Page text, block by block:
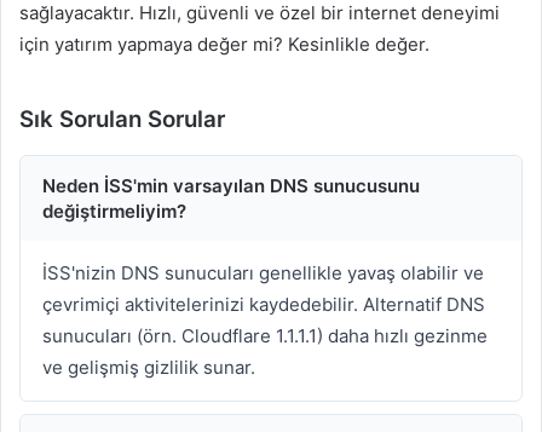
sağlayacaktır. Hızlı, güvenli ve özel bir internet deneyimi
için yatırım yapmaya değer mi? Kesinlikle değer.
Sık Sorulan Sorular
Neden İSS'min varsayılan DNS sunucusunu
değiştirmeliyim?
İSS'nizin DNS sunucuları genellikle yavaş olabilir ve
çevrimiçi aktivitelerinizi kaydedebilir. Alternatif DNS
sunucuları (örn. Cloudflare 1.1.1.1) daha hızlı gezinme
ve gelişmiş gizlilik sunar.